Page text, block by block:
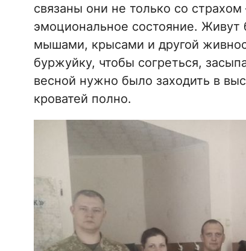
связаны они не только со
эмоциональное состояние.
мышами, крысами и другой
буржуйку, чтобы согреться,
весной нужно было заходить в
кроватей полно.